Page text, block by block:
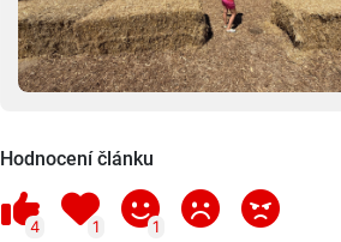
Hodnocení článku
4 1 1